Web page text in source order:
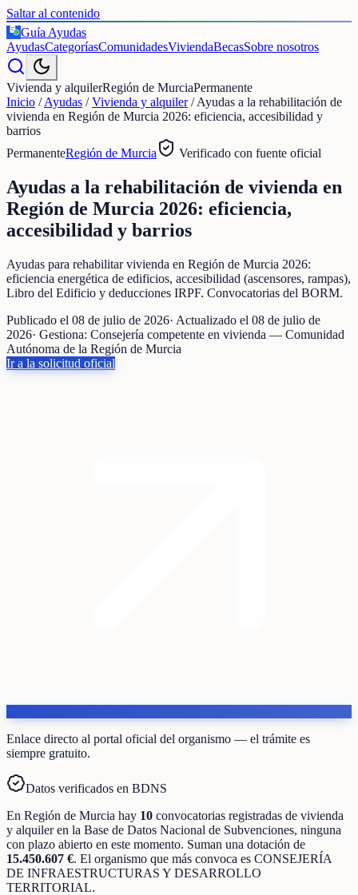
Saltar al contenido
€
Guía Ayudas
AyudasCategoríasComunidadesViviendaBecasSobre nosotros
Vivienda y alquilerRegión de MurciaPermanente
Inicio /Ayudas /Vivienda y alquiler/Ayudas a la rehabilitación de
vivienda en Región de Murcia 2026: eficiencia, accesibilidad y
barrios
PermanenteRegión de Murcia Verificado con fuente oficial
Ayudas a la rehabilitación de vivienda en
Región de Murcia 2026: eficiencia,
accesibilidad y barrios
Ayudas para rehabilitar vivienda en Región de Murcia 2026:
eficiencia energética de edificios, accesibilidad (ascensores, rampas),
Libro del Edificio y deducciones IRPF. Convocatorias del BORM.
Publicado el 08 de julio de 2026· Actualizado el 08 de julio de
2026· Gestiona: Consejería competente en vivienda — Comunidad
Autónoma de la Región de Murcia
Ir a la solicitud oficial
Enlace directo al portal oficial del organismo — el trámite es
siempre gratuito.
Datos verificados en BDNS
En Región de Murcia hay 10 convocatorias registradas de vivienda
y alquileren la Base de Datos Nacional de Subvenciones, ninguna
con plazo abierto en este momento. Suman una dotación de
15.450.607 €. El organismo que más convoca es CONSEJERÍA
DE INFRAESTRUCTURAS Y DESARROLLO
TERRITORIAL.